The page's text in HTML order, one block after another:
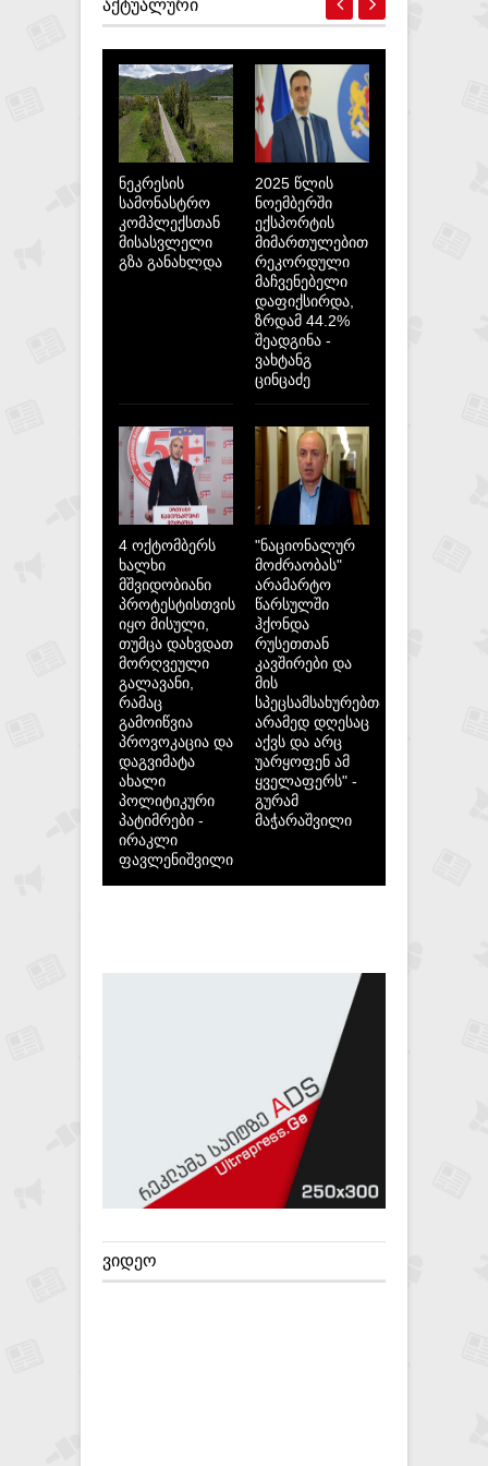
ᲐᲥᲢᲣᲐᲚᲣᲠᲘ
ნეკრესის
სამონასტრო
კომპლექსთან
მისასვლელი
გზა განახლდა
2025 წლის
ნოემბერში
ექსპორტის
მიმართულებით
რეკორდული
მაჩვენებელი
დაფიქსირდა,
ზრდამ 44.2%
შეადგინა -
ვახტანგ
ცინცაძე
4 ოქტომბერს
ხალხი
მშვიდობიანი
პროტესტისთვის
იყო მისული,
თუმცა დახვდათ
მორღვეული
გალავანი,
რამაც
გამოიწვია
პროვოკაცია და
დაგვიმატა
ახალი
პოლიტიკური
პატიმრები -
ირაკლი
ფავლენიშვილი
"ნაციონალურ
მოძრაობას"
არამარტო
წარსულში
ჰქონდა
რუსეთთან
კავშირები და
მის
სპეცსამსახურებთან,
არამედ დღესაც
აქვს და არც
უარყოფენ ამ
ყველაფერს" -
გურამ
მაჭარაშვილი
ᲕᲘᲓᲔᲝ